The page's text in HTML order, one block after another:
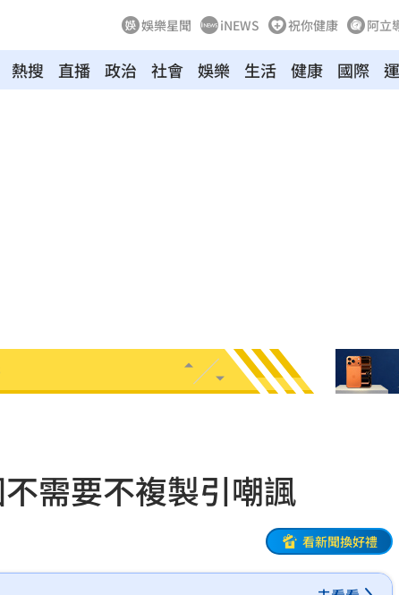
娛樂星聞 iNEWS 祝你健康 阿立
熱搜 直播 政治 社會 娛樂 生活 健康 國際
需要不複製引嘲諷
看新聞換好禮